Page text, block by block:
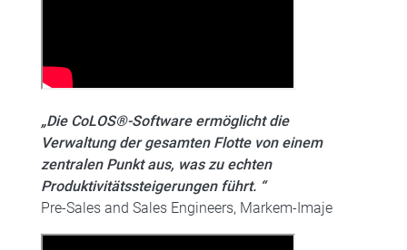
„Die CoLOS®-Software ermöglicht die
Verwaltung der gesamten Flotte von einem
zentralen Punkt aus, was zu echten
Produktivitätssteigerungen führt. “
Pre-Sales and Sales Engineers, Markem-Imaje